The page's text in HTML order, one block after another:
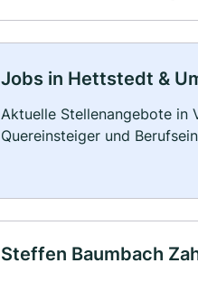
Jobs in Hettstedt &
Aktuelle Stellenangebote in
Quereinsteiger und
Steffen Baumbach